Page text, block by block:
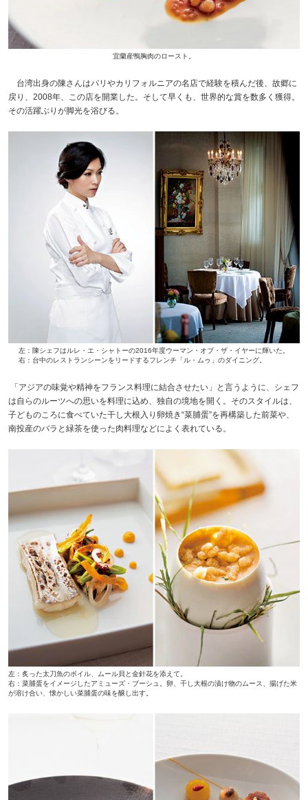
宜蘭産鴨胸肉のロースト。
台湾出身の陳さんはパリやカリフォルニアの名店で経験を積んだ後、故郷に
戻り、2008年、この店を開業した。そして早くも、世界的な賞を数多く獲得。
その活躍ぶりが脚光を浴びる。
左：陳シェフはルレ・エ・シャトーの2016年度ウーマン・オブ・ザ・イヤーに輝いた。
右：台中のレストランシーンをリードするフレンチ「ル・ムゥ」のダイニング。
「アジアの味覚や精神をフランス料理に結合させたい」と言うように、シェフ
は自らのルーツへの思いを料理に込め、独自の境地を開く。そのスタイルは、
子どものころに食べていた干し大根入り卵焼き“菜脯蛋”を再構築した前菜や、
南投産のバラと緑茶を使った肉料理などによく表れている。
左：炙った太刀魚のボイル、ムール貝と金針花を添えて。
右：菜脯蛋をイメージしたアミューズ・ブーシュ。卵、干し大根の漬け物のムース、揚げた米
が溶け合い、懐かしい菜脯蛋の味を醸し出す。